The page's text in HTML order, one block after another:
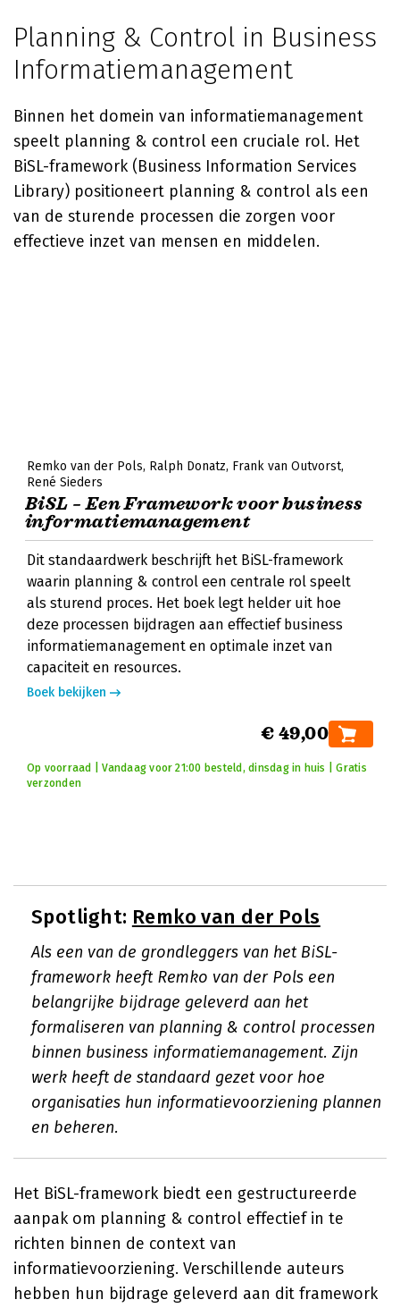
Planning & Control in Business
Informatiemanagement
Binnen het domein van informatiemanagement
speelt planning & control een cruciale rol. Het
BiSL-framework (Business Information Services
Library) positioneert planning & control als een
van de sturende processen die zorgen voor
effectieve inzet van mensen en middelen.
Remko van der Pols Ralph Donatz Frank van Outvorst
René Sieders
BiSL – Een Framework voor business
informatiemanagement
Dit standaardwerk beschrijft het BiSL-framework
waarin planning & control een centrale rol speelt
als sturend proces. Het boek legt helder uit hoe
deze processen bijdragen aan effectief business
informatiemanagement en optimale inzet van
capaciteit en resources.
Boek bekijken
€ 49,00
Op voorraad | Vandaag voor 21:00 besteld, dinsdag in huis | Gratis
verzonden
Spotlight: Remko van der Pols
Als een van de grondleggers van het BiSL-
framework heeft Remko van der Pols een
belangrijke bijdrage geleverd aan het
formaliseren van planning & control processen
binnen business informatiemanagement. Zijn
werk heeft de standaard gezet voor hoe
organisaties hun informatievoorziening plannen
en beheren.
Het BiSL-framework biedt een gestructureerde
aanpak om planning & control effectief in te
richten binnen de context van
informatievoorziening. Verschillende auteurs
hebben hun bijdrage geleverd aan dit framework